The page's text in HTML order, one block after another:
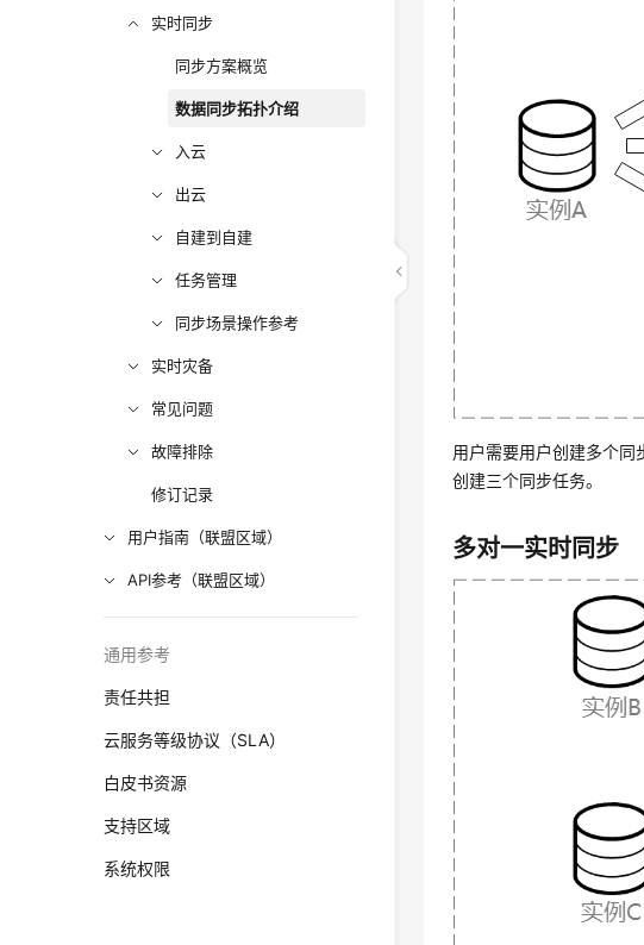
实时同步
同步方案概览
数据同步拓扑介绍
入云
出云
自建到自建
任务管理
同步场景操作参考
实时灾备
常见问题
故障排除
修订记录
用户指南（联盟区域）
API参考（联盟区域）
通用参考
责任共担
云服务等级协议（SLA）
白皮书资源
支持区域
系统权限
用户需要用户创建多个同
创建三个同步任务。
多对一实时同步